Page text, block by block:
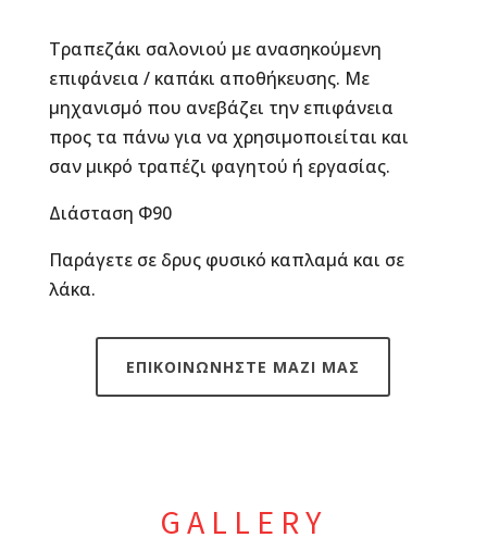
Τραπεζάκι σαλονιού με ανασηκούμενη
επιφάνεια / καπάκι αποθήκευσης. Με
μηχανισμό που ανεβάζει την επιφάνεια
προς τα πάνω για να χρησιμοποιείται και
σαν μικρό τραπέζι φαγητού ή εργασίας.
Διάσταση Φ90
Παράγετε σε δρυς φυσικό καπλαμά και σε
λάκα.
ΕΠΙΚΟΙΝΩΝΗΣΤΕ ΜΑΖΙ ΜΑΣ
GALLERY